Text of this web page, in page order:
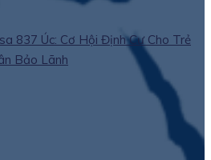
837 Úc: Cơ Hội Định Cư Cho Trẻ
Bảo Lãnh